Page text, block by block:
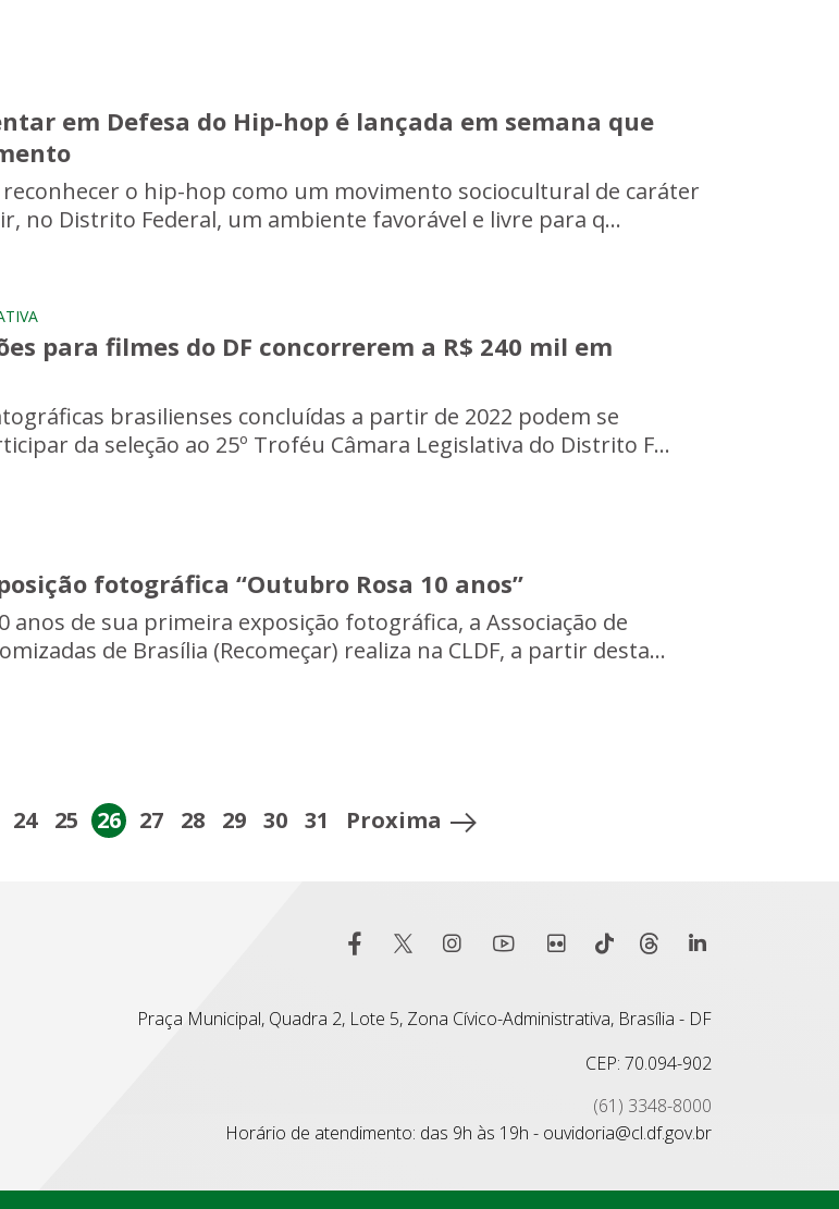
em Defesa do Hip-hop é lançada em semana que
o hip-hop como um movimento sociocultural de caráter
no Distrito Federal, um ambiente favorável e livre para q...
para filmes do DF concorrerem a R$ 240 mil em
brasilienses concluídas a partir de 2022 podem se
da seleção ao 25º Troféu Câmara Legislativa do Distrito F...
fotográfica “Outubro Rosa 10 anos”
anos de sua primeira exposição fotográfica, a Associação de
de Brasília (Recomeçar) realiza na CLDF, a partir desta...
24 25 26 27 28 29 30 31 Proxima
Praça Municipal, Quadra 2, Lote 5, Zona Cívico-Administrativa, Brasília - DF
CEP: 70.094-902
(61) 3348-8000
Horário de atendimento: das 9h às 19h - ouvidoria@cl.df.gov.br